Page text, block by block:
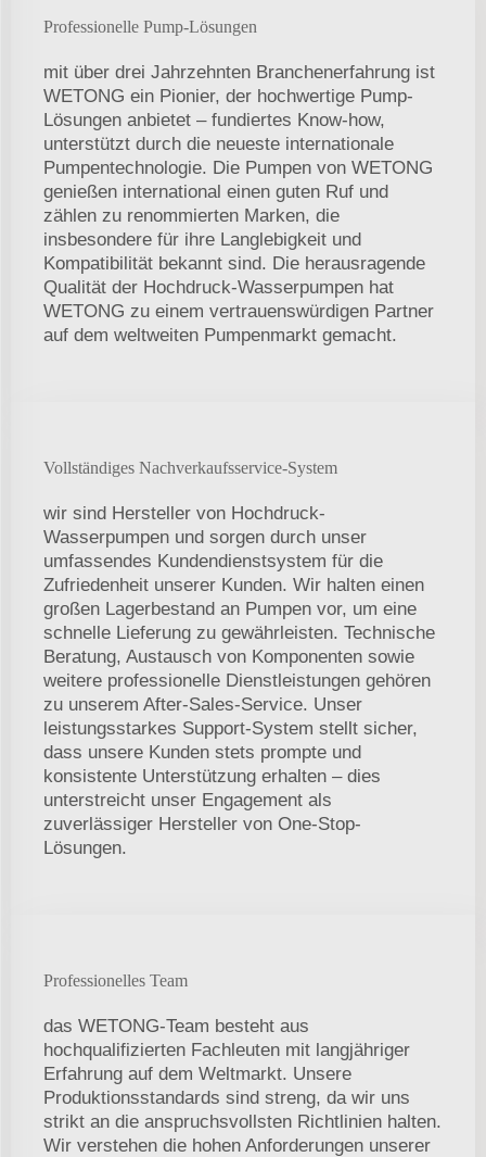
Professionelle Pump-Lösungen
mit über drei Jahrzehnten Branchenerfahrung ist
WETONG ein Pionier, der hochwertige Pump-
Lösungen anbietet – fundiertes Know-how,
unterstützt durch die neueste internationale
Pumpentechnologie. Die Pumpen von WETONG
genießen international einen guten Ruf und
zählen zu renommierten Marken, die
insbesondere für ihre Langlebigkeit und
Kompatibilität bekannt sind. Die herausragende
Qualität der Hochdruck-Wasserpumpen hat
WETONG zu einem vertrauenswürdigen Partner
auf dem weltweiten Pumpenmarkt gemacht.
Vollständiges Nachverkaufsservice-System
wir sind Hersteller von Hochdruck-
Wasserpumpen und sorgen durch unser
umfassendes Kundendienstsystem für die
Zufriedenheit unserer Kunden. Wir halten einen
großen Lagerbestand an Pumpen vor, um eine
schnelle Lieferung zu gewährleisten. Technische
Beratung, Austausch von Komponenten sowie
weitere professionelle Dienstleistungen gehören
zu unserem After-Sales-Service. Unser
leistungsstarkes Support-System stellt sicher,
dass unsere Kunden stets prompte und
konsistente Unterstützung erhalten – dies
unterstreicht unser Engagement als
zuverlässiger Hersteller von One-Stop-
Lösungen.
Professionelles Team
das WETONG-Team besteht aus
hochqualifizierten Fachleuten mit langjähriger
Erfahrung auf dem Weltmarkt. Unsere
Produktionsstandards sind streng, da wir uns
strikt an die anspruchsvollsten Richtlinien halten.
Wir verstehen die hohen Anforderungen unserer